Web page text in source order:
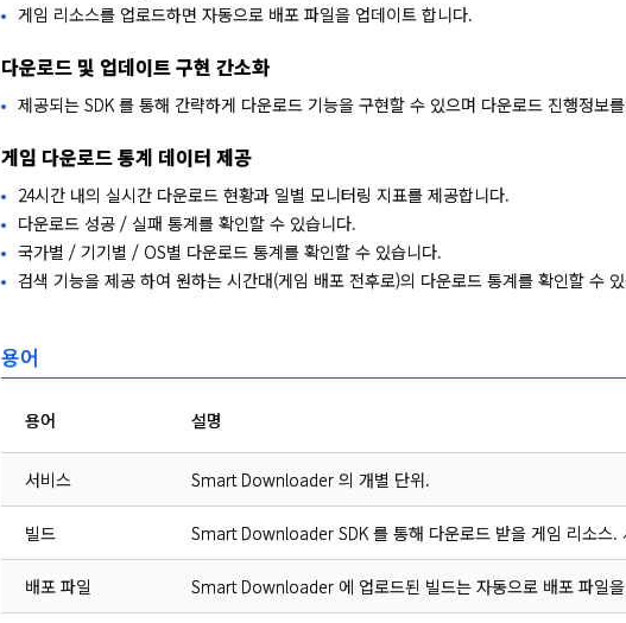
게임 리소스를 업로드하면 자동으로 배포 파일을 업데이트 합니다.
다운로드 및 업데이트 구현 간소화
제공되는 SDK 를 통해 간략하게 다운로드 기능을 구현할 수 있으며 다운로드 진행정보
게임 다운로드 통계 데이터 제공
24시간 내의 실시간 다운로드 현황과 일별 모니터링 지표를 제공합니다.
다운로드 성공 / 실패 통계를 확인할 수 있습니다.
국가별 / 기기별 / OS별 다운로드 통계를 확인할 수 있습니다.
검색 기능을 제공 하여 원하는 시간대(게임 배포 전후로)의 다운로드 통계를 확인할 수
용어
용어 설명
서비스 Smart Downloader 의 개별 단위.
빌드 Smart Downloader SDK 를 통해 다운로드 받을 게임 리소스.
배포 파일 Smart Downloader 에 업로드된 빌드는 자동으로 배포 파일